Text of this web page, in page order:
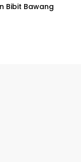
Bibit Bawang